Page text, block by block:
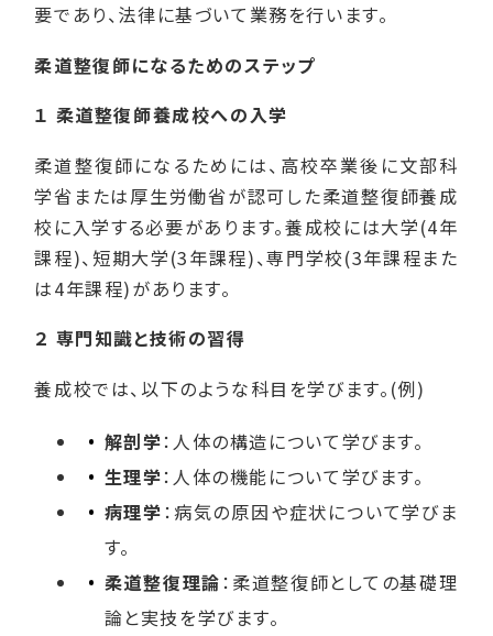
要であり、法律に基づいて業務を行います。
柔道整復師になるためのステップ
１ 柔道整復師養成校への入学
柔道整復師になるためには、高校卒業後に文部科
学省または厚生労働省が認可した柔道整復師養成
校に入学する必要があります。養成校には大学(4年
課程)、短期大学(3年課程)、専門学校(3年課程また
は4年課程)があります。
２ 専門知識と技術の習得
養成校では、以下のような科目を学びます。(例)
解剖学：人体の構造について学びます。
生理学：人体の機能について学びます。
病理学 ：病気の原因や症状について学びま
す。
柔道整復理論 ：柔道整復師としての基礎理
論と実技を学びます。